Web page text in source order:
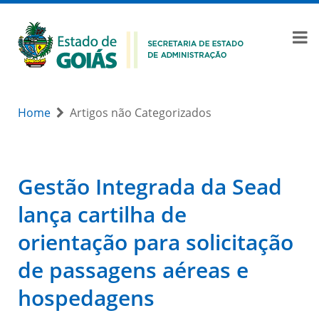
Home Artigos não Categorizados
Gestão Integrada da Sead
lança cartilha de
orientação para solicitação
de passagens aéreas e
hospedagens